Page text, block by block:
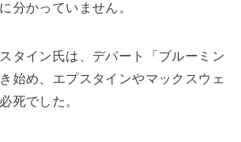
分かっていません。
タイン氏は、デパート「ブルーミン
始め、エプスタインやマックスウェ
死でした。